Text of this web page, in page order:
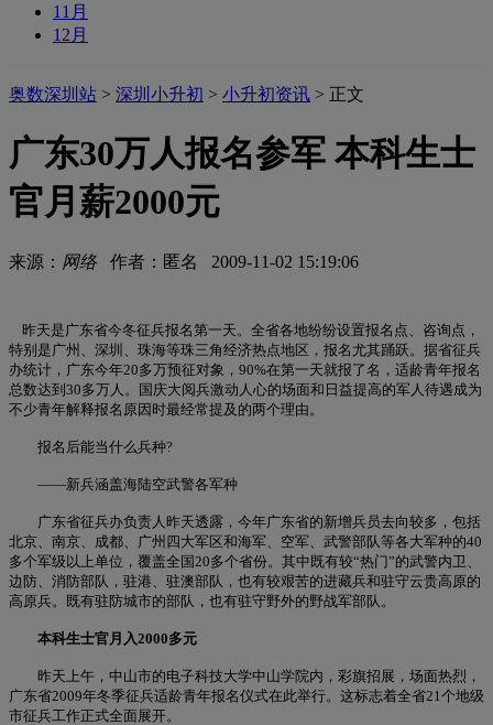
11月
12月
奥数深圳站 > 深圳小升初 > 小升初资讯 > 正文
广东30万人报名参军 本科生士
官月薪2000元
来源： 网络 作者：匿名 2009-11-02 15:19:06
昨天是广东省今冬征兵报名第一天。全省各地纷纷设置报名点、咨询点，
特别是广州、深圳、珠海等珠三角经济热点地区，报名尤其踊跃。据省征兵
办统计，广东今年20多万预征对象，90%在第一天就报了名，适龄青年报名
总数达到30多万人。国庆大阅兵激动人心的场面和日益提高的军人待遇成为
不少青年解释报名原因时最经常提及的两个理由。
报名后能当什么兵种?
——新兵涵盖海陆空武警各军种
广东省征兵办负责人昨天透露，今年广东省的新增兵员去向较多，包括
北京、南京、成都、广州四大军区和海军、空军、武警部队等各大军种的40
多个军级以上单位，覆盖全国20多个省份。其中既有较“热门”的武警内卫、
边防、消防部队，驻港、驻澳部队，也有较艰苦的进藏兵和驻守云贵高原的
高原兵。既有驻防城市的部队，也有驻守野外的野战军部队。
本科生士官月入2000多元
昨天上午，中山市的电子科技大学中山学院内，彩旗招展，场面热烈，
广东省2009年冬季征兵适龄青年报名仪式在此举行。这标志着全省21个地级
市征兵工作正式全面展开。